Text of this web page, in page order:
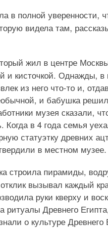
в полной уверенности,
видела там,
жил в центре
и кисточкой. Однажды, в
из него что-то и,
и бабушка
музея сказали,
в 4 года семья
статуэтку древних
в местном музее.
строила пирамиды,
вызывал каждый
руки кверху и
ритуалы Древнего
о культуре Древнего